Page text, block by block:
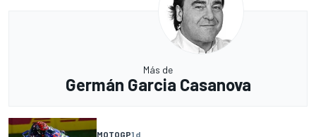
Más de
Germán Garcia Casanova
MOTOGP1 d